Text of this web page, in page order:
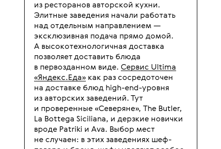
из ресторанов авторской кухни.
Элитные заведения начали работать
над отдельным направлением —
эксклюзивная подача прямо домой.
А высокотехнологичная доставка
позволяет доставить блюда
в первозданном виде. Сервис Ultima
«Яндекс.Еда» как раз сосредоточен
на доставке блюд high-end-уровня
из авторских заведений. Тут
и проверенные «Северяне», The Butler,
La Bottega Siciliana, и дерзкие новички
вроде Patriki и Ava. Выбор мест
не случаен: в этих заведениях шеф-